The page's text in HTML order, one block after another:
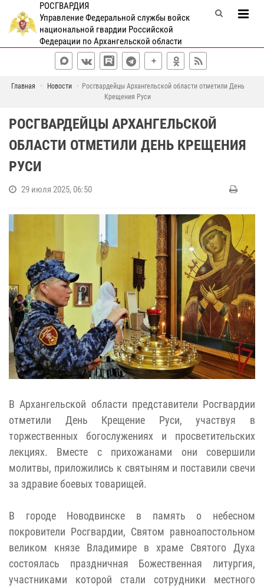
РОСГВАРДИЯ
Управление Федеральной службы войск
национальной гвардии Российской
Федерации по Архангельской области
Главная Новости
Росгвардейцы Архангельской области отметили День
Крещения Руси
РОСГВАРДЕЙЦЫ АРХАНГЕЛЬСКОЙ
ОБЛАСТИ ОТМЕТИЛИ ДЕНЬ КРЕЩЕНИЯ
РУСИ
29 июля 2025, 06:50
В Архангельской области представители Росгвардии
отметили День Крещение Руси, участвуя в
торжественных богослужениях и просветительских
лекциях. Вместе с прихожанами они совершили
молитвы, приложились к святыням и поставили свечи
за здравие боевых товарищей.
В городе Новодвинске в память о небесном
покровители Росгвардии, Святом равноапостольном
великом князе Владимире в храме Святого Духа
состоялась праздничная Божественная литургия,
участниками которой стали сотрудники местного